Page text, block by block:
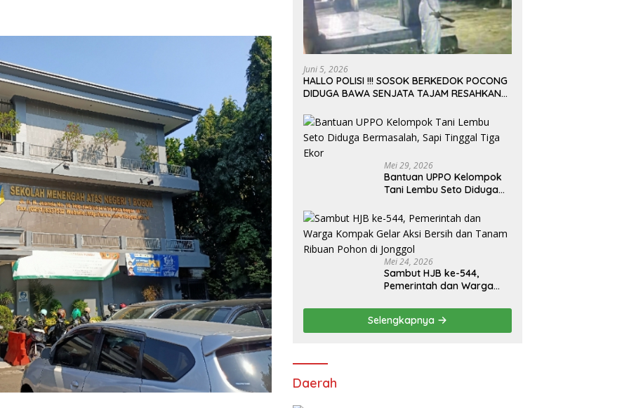
Juni 5, 2026
HALLO POLISI !!! SOSOK BERKEDOK POCONG
DIDUGA BAWA SENJATA TAJAM RESAHKAN
LEBONG
Mei 29, 2026
Bantuan UPPO Kelompok
Tani Lembu Seto Diduga
Tiga Ekor
Mei 24, 2026
Sambut HJB ke-544,
Pemerintah dan Warga
dan Tanam Ribuan Pohon
di Jonggol
Selengkapnya
Daerah